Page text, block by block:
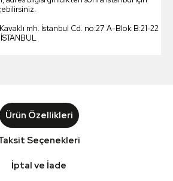
mh. İstanbul Cd. no:27 A-Blok B:21-22
Ürün Özellikleri
Seçenekleri
İptal ve İade